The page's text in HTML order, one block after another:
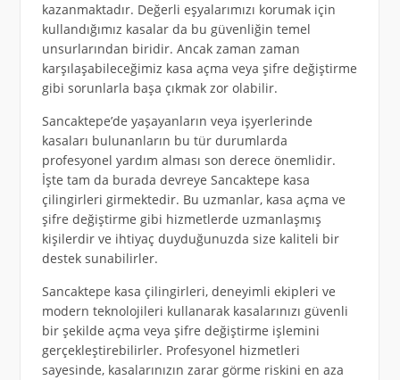
kazanmaktadır. Değerli eşyalarımızı korumak için
kullandığımız kasalar da bu güvenliğin temel
unsurlarından biridir. Ancak zaman zaman
karşılaşabileceğimiz kasa açma veya şifre değiştirme
gibi sorunlarla başa çıkmak zor olabilir.
Sancaktepe’de yaşayanların veya işyerlerinde
kasaları bulunanların bu tür durumlarda
profesyonel yardım alması son derece önemlidir.
İşte tam da burada devreye Sancaktepe kasa
çilingirleri girmektedir. Bu uzmanlar, kasa açma ve
şifre değiştirme gibi hizmetlerde uzmanlaşmış
kişilerdir ve ihtiyaç duyduğunuzda size kaliteli bir
destek sunabilirler.
Sancaktepe kasa çilingirleri, deneyimli ekipleri ve
modern teknolojileri kullanarak kasalarınızı güvenli
bir şekilde açma veya şifre değiştirme işlemini
gerçekleştirebilirler. Profesyonel hizmetleri
sayesinde, kasalarınızın zarar görme riskini en aza